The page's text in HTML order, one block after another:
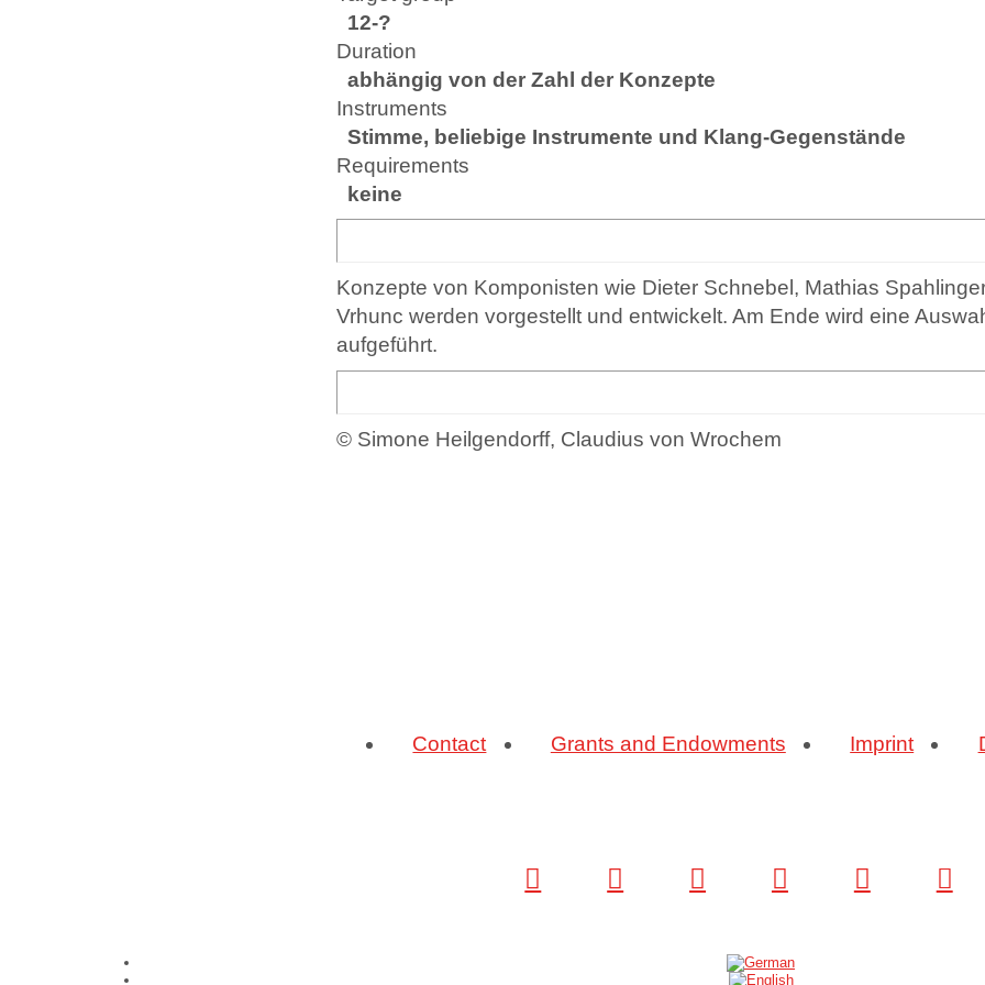
12-?
Duration
abhängig von der Zahl der Konzepte
Instruments
Stimme, beliebige Instrumente und Klang-Gegenstände
Requirements
keine
Konzepte von Komponisten wie Dieter Schnebel, Mathias
Vrhunc werden vorgestellt und entwickelt. Am Ende wird eine
aufgeführt.
© Simone Heilgendorff, Claudius von Wrochem
Contact Grants and Endowments Imprint